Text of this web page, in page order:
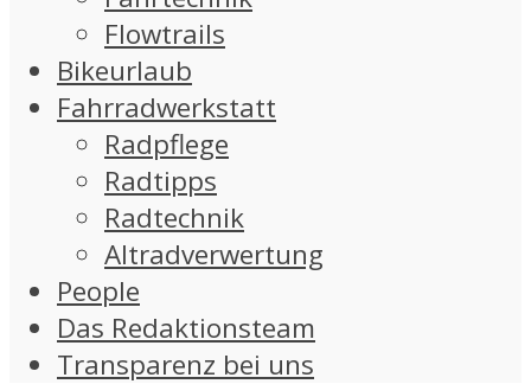
Flowtrails
Bikeurlaub
Fahrradwerkstatt
Radpflege
Radtipps
Radtechnik
Altradverwertung
People
Das Redaktionsteam
Transparenz bei uns